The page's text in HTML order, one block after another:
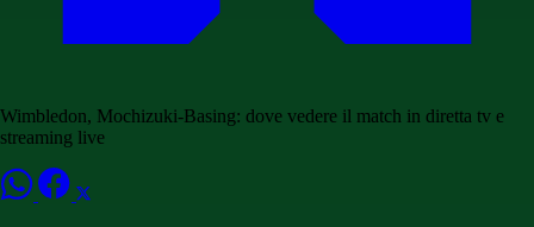
Wimbledon, Mochizuki-Basing: dove vedere il match in diretta tv e
streaming live